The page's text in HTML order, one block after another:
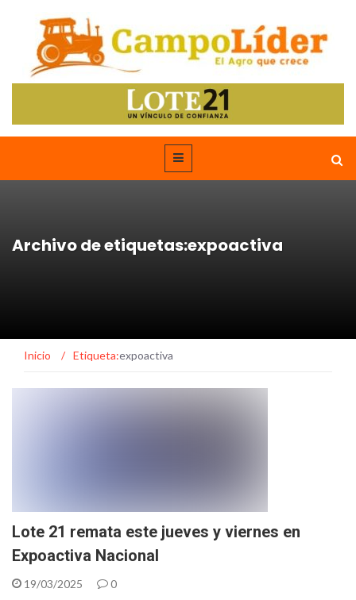
Archivo de etiquetas:expoactiva
Inicio / Etiqueta:expoactiva
Lote 21 remata este jueves y viernes en
Expoactiva Nacional
19/03/2025 0